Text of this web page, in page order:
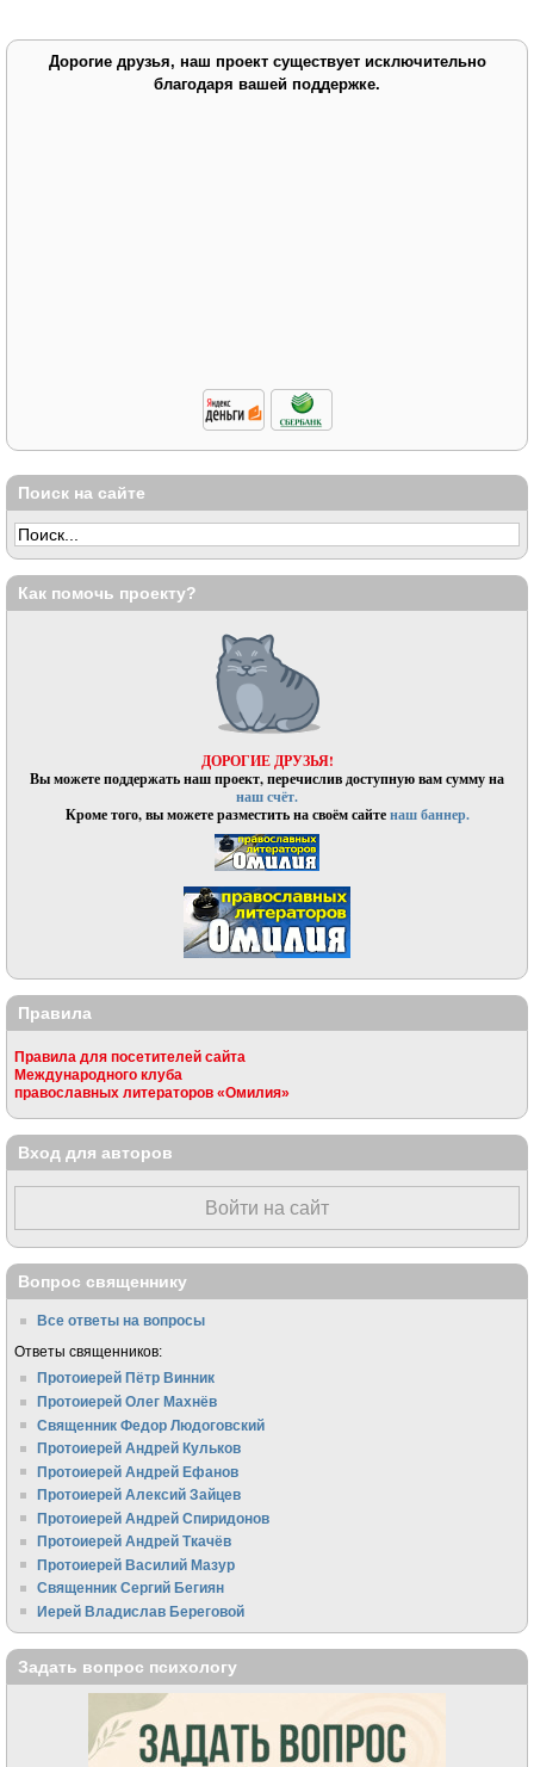
Дорогие друзья, наш проект существует исключительно
благодаря вашей поддержке.
Поиск на сайте
Как помочь проекту?
ДОРОГИЕ ДРУЗЬЯ!
Вы можете поддержать наш проект, перечислив доступную вам сумму на
наш счёт.
Кроме того, вы можете разместить на своём сайтенаш баннер.
Правила
Правила для посетителей сайта
Международного клуба
православных литераторов «Омилия»
Вход для авторов
Войти на сайт
Вопрос священнику
Все ответы на вопросы
Ответы священников:
Протоиерей Пётр Винник
Протоиерей Олег Махнёв
Священник Федор Людоговский
Протоиерей Андрей Кульков
Протоиерей Андрей Ефанов
Протоиерей Алексий Зайцев
Протоиерей Андрей Спиридонов
Протоиерей Андрей Ткачёв
Протоиерей Василий Мазур
Священник Сергий Бегиян
Иерей Владислав Береговой
Задать вопрос психологу